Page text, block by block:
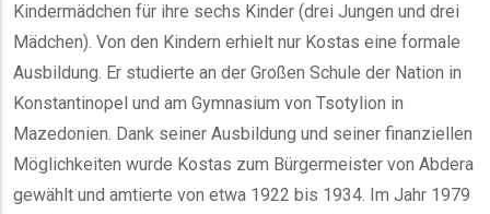
Kindermädchen für ihre sechs Kinder (drei Jungen und drei
Mädchen). Von den Kindern erhielt nur Kostas eine formale
Ausbildung. Er studierte an der Großen Schule der Nation in
Konstantinopel und am Gymnasium von Tsotylion in
Mazedonien. Dank seiner Ausbildung und seiner finanziellen
Möglichkeiten wurde Kostas zum Bürgermeister von Abdera
gewählt und amtierte von etwa 1922 bis 1934. Im Jahr 1979